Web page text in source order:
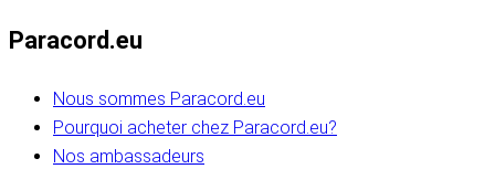
Paracord.eu
Nous sommes Paracord.eu
Pourquoi acheter chez Paracord.eu?
Nos ambassadeurs